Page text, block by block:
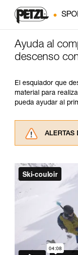
Ayuda al
descenso
El esquiador que
material para
pueda ayudar al
ALERTAS
Dominar
y un
través de
ejecutar
autónoma.